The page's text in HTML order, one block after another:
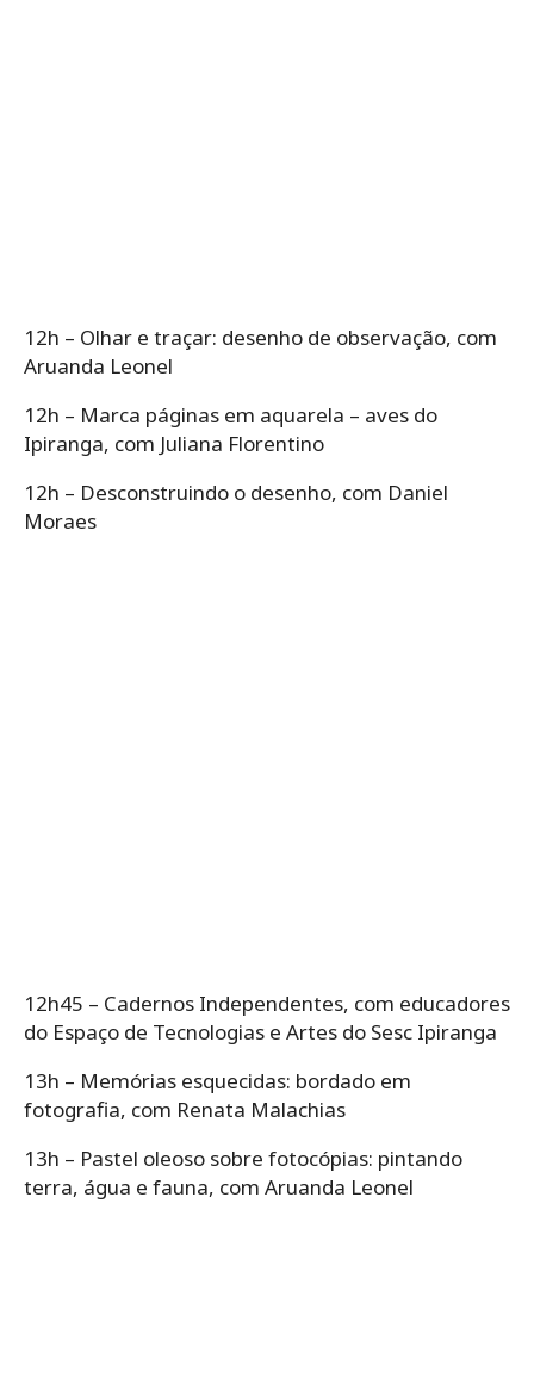
12h – Olhar e traçar: desenho de observação, com
Aruanda Leonel
12h – Marca páginas em aquarela – aves do
Ipiranga, com Juliana Florentino
12h – Desconstruindo o desenho, com Daniel
Moraes
12h45 – Cadernos Independentes, com educadores
do Espaço de Tecnologias e Artes do Sesc Ipiranga
13h – Memórias esquecidas: bordado em
fotografia, com Renata Malachias
13h – Pastel oleoso sobre fotocópias: pintando
terra, água e fauna, com Aruanda Leonel